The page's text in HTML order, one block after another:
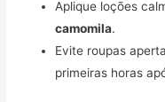
Aplique loções
camomila.
Evite roupas
primeiras horas